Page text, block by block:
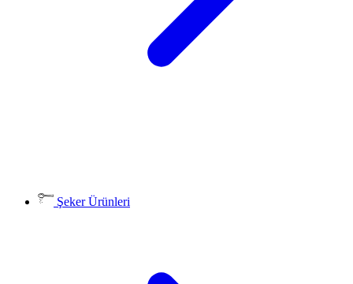
Şeker Ürünleri